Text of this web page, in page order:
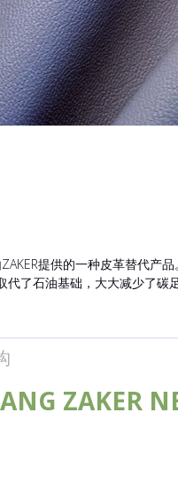
ZAKER提供的一种皮革替代
代了石油基础，大大减少了碳
ZAKER